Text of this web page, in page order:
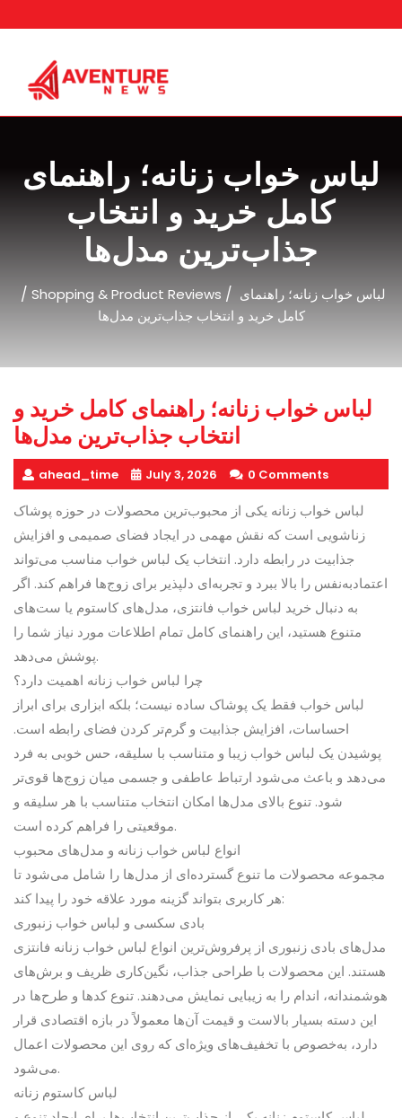
to
لباس خواب زنانه؛ راهنمای
کامل خرید و انتخاب
جذاب‌ترین مدل‌ها
/ Shopping & Product Reviews /
کامل خرید و انتخاب جذاب‌ترین مدل‌ها
لباس خواب زنانه؛ راهنمای کامل خرید و
انتخاب جذاب‌ترین مدل‌ها
ahead_time July 3, 2026 0 Comments
لباس خواب زنانه یکی از محبوب‌ترین محصولات در حوزه پوشاک
زناشویی است که نقش مهمی در ایجاد فضای صمیمی و افزایش
جذابیت در رابطه دارد. انتخاب یک لباس خواب مناسب می‌تواند
اعتماد‌به‌نفس را بالا ببرد و تجربه‌ای دلپذیر برای زوج‌ها فراهم کند. اگر
به دنبال خرید لباس خواب فانتزی، مدل‌های کاستوم یا ست‌های
متنوع هستید، این راهنمای کامل تمام اطلاعات مورد نیاز شما را
پوشش می‌دهد.
چرا لباس خواب زنانه اهمیت دارد؟
لباس خواب فقط یک پوشاک ساده نیست؛ بلکه ابزاری برای ابراز
احساسات، افزایش جذابیت و گرم‌تر کردن فضای رابطه است.
پوشیدن یک لباس خواب زیبا و متناسب با سلیقه، حس خوبی به فرد
می‌دهد و باعث می‌شود ارتباط عاطفی و جسمی میان زوج‌ها قوی‌تر
شود. تنوع بالای مدل‌ها امکان انتخاب متناسب با هر سلیقه و
موقعیتی را فراهم کرده است.
انواع لباس خواب زنانه و مدل‌های محبوب
مجموعه محصولات ما تنوع گسترده‌ای از مدل‌ها را شامل می‌شود تا
هر کاربری بتواند گزینه مورد علاقه خود را پیدا کند:
بادی سکسی و لباس خواب زنبوری
مدل‌های بادی زنبوری از پرفروش‌ترین انواع لباس خواب زنانه فانتزی
هستند. این محصولات با طراحی جذاب، نگین‌کاری ظریف و برش‌های
هوشمندانه، اندام را به زیبایی نمایش می‌دهند. تنوع کدها و طرح‌ها در
این دسته بسیار بالاست و قیمت آن‌ها معمولاً در بازه اقتصادی قرار
دارد، به‌خصوص با تخفیف‌های ویژه‌ای که روی این محصولات اعمال
می‌شود.
لباس کاستوم زنانه